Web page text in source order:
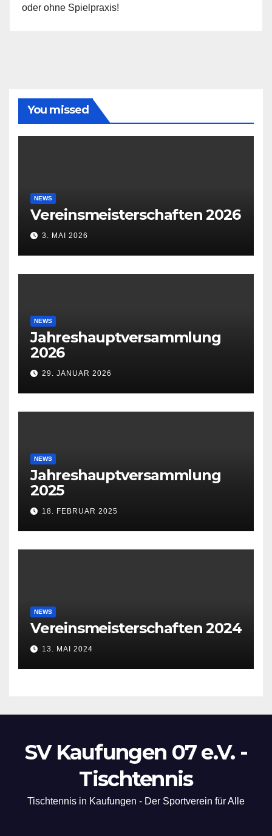
oder ohne Spielpraxis!
You missed
NEWS
Vereinsmeisterschaften 2026
3. MAI 2026
NEWS
Jahreshauptversammlung
2026
29. JANUAR 2026
NEWS
Jahreshauptversammlung
2025
18. FEBRUAR 2025
NEWS
Vereinsmeisterschaften 2024
13. MAI 2024
SV Kaufungen 07 e.V. -
Tischtennis
Tischtennis in Kaufungen - Der Sportverein für Alle